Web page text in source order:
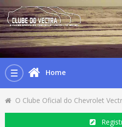
Toggle
navigation
Home
O Clube Oficial do Chevrolet